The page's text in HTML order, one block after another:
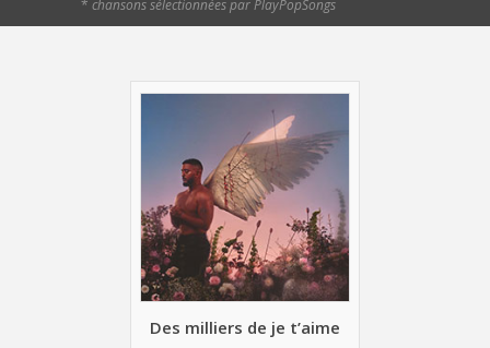
* chansons sélectionnées par PlayPopSongs
Des milliers de je t’aime